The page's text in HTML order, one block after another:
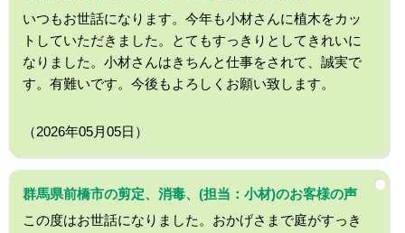
いつもお世話になります。今年も小材さんに植木をカッ
トしていただきました。とてもすっきりとしてきれいに
なりました。小材さんはきちんと仕事をされて、誠実で
す。有難いです。今後もよろしくお願い致します。
（2026年05月05日）
群馬県前橋市の剪定、消毒、(担当：小材)のお客様の声
この度はお世話になりました。おかげさまで庭がすっき